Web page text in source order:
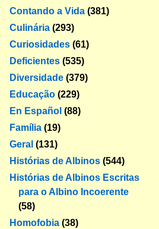
Contando a Vida (381)
Culinária (293)
Curiosidades (61)
Deficientes (535)
Diversidade (379)
Educação (229)
En Español (88)
Família (19)
Geral (131)
Histórias de Albinos (544)
Histórias de Albinos Escritas
para o Albino Incoerente
(58)
Homofobia (38)